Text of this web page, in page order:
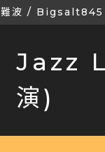
Jazz
演)
難波 / Bigsalt845